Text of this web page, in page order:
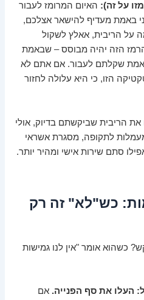
על זה): האיום המרומז לעבור
באמת מעדיף להישאר אצלכם,
על הריבית, אאלץ לשקול
הזה יהיה מבוסס – שבאמת
שקלתם לעבור. אם אתם לא
הזו, כי היא עלולה לחזור
הריבית שביקשתם בדיוק, אולי
לתקופה, מסגרת אשראי
סתם שירות אישי ומהיר יותר.
כש"לא" זה רק
כשהוא אומר "אין לנו גמישות
העלו את סף הפנייה. אם